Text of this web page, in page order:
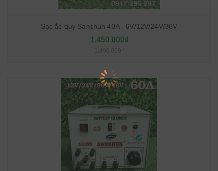
Sạc ắc quy Sanshun 40A - 6V/12V/24V/36V
1.450.000₫